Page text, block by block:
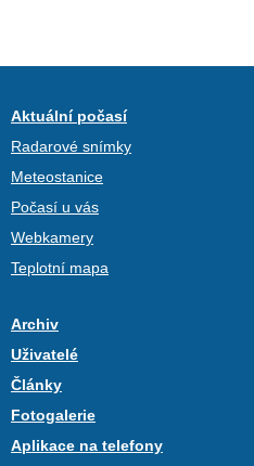
Aktuální počasí
Radarové snímky
Meteostanice
Počasí u vás
Webkamery
Teplotní mapa
Archiv
Uživatelé
Články
Fotogalerie
Aplikace na telefony